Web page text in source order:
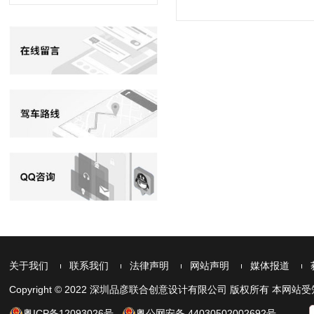
关于我们 联系我们 法律声明 网站声明 媒体报道
Copyright © 2022 深圳品彦联合创意设计有限公司 版权所有 本网站